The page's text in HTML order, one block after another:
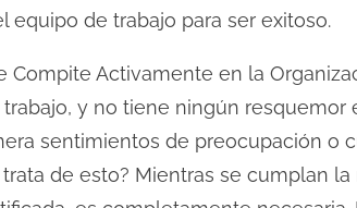
de trabajo para ser exitoso.
Activamente en la
y no tiene ningún
sentimientos de preocupación o
de esto? Mientras se cumplan